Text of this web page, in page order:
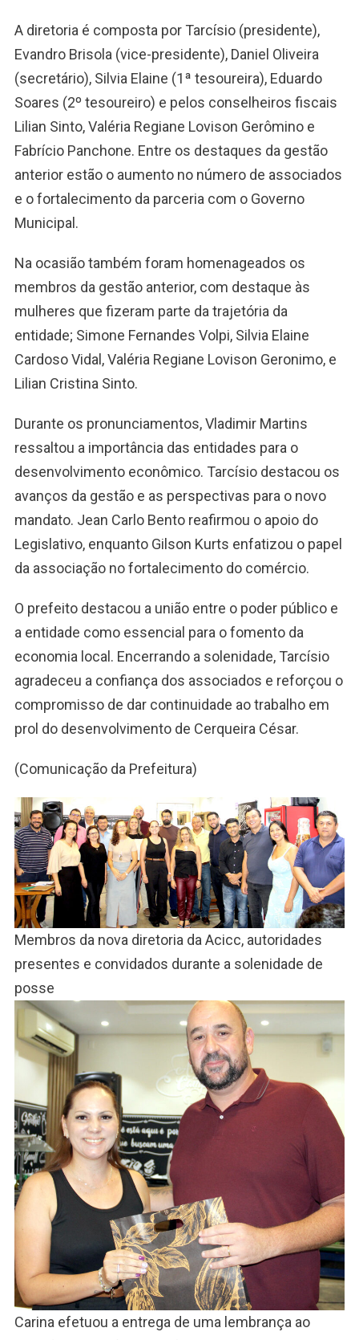
A diretoria é composta por Tarcísio (presidente),
Evandro Brisola (vice-presidente), Daniel Oliveira
(secretário), Silvia Elaine (1ª tesoureira), Eduardo
Soares (2º tesoureiro) e pelos conselheiros fiscais
Lilian Sinto, Valéria Regiane Lovison Gerômino e
Fabrício Panchone. Entre os destaques da gestão
anterior estão o aumento no número de associados
e o fortalecimento da parceria com o Governo
Municipal.
Na ocasião também foram homenageados os
membros da gestão anterior, com destaque às
mulheres que fizeram parte da trajetória da
entidade; Simone Fernandes Volpi, Silvia Elaine
Cardoso Vidal, Valéria Regiane Lovison Geronimo, e
Lilian Cristina Sinto.
Durante os pronunciamentos, Vladimir Martins
ressaltou a importância das entidades para o
desenvolvimento econômico. Tarcísio destacou os
avanços da gestão e as perspectivas para o novo
mandato. Jean Carlo Bento reafirmou o apoio do
Legislativo, enquanto Gilson Kurts enfatizou o papel
da associação no fortalecimento do comércio.
O prefeito destacou a união entre o poder público e
a entidade como essencial para o fomento da
economia local. Encerrando a solenidade, Tarcísio
agradeceu a confiança dos associados e reforçou o
compromisso de dar continuidade ao trabalho em
prol do desenvolvimento de Cerqueira César.
(Comunicação da Prefeitura)
Membros da nova diretoria da Acicc, autoridades
presentes e convidados durante a solenidade de
posse
Carina efetuou a entrega de uma lembrança ao